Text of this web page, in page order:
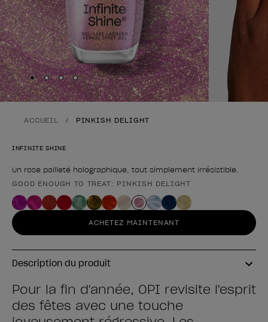
Skip to slide1
Skip to slide2
Skip to slide3
Skip to slide4
ACCUEIL PINKISH DELIGHT
INFINITE SHINE
Un rose pailleté holographique, tout simplement irrésistible.
Forme du produit
GOOD ENOUGH TO TREAT: PINKISH DELIGHT
ACHETEZ MAINTENANT
Description du produit
Pour la fin d'année, OPI revisite l'esprit
des fêtes avec une touche